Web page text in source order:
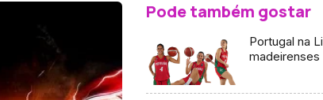
Pode também gostar
Portugal na
madeirenses